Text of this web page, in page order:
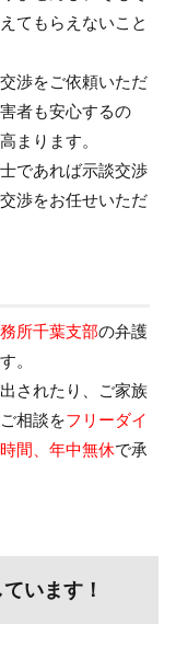
てもらえないこと
渉をご依頼いただ
者も安心するの
まります。
であれば示談交渉
渉をお任せいただ
所千葉支部の弁護
。
されたり、ご家族
相談をフリーダイ
間、年中無休で承
います！